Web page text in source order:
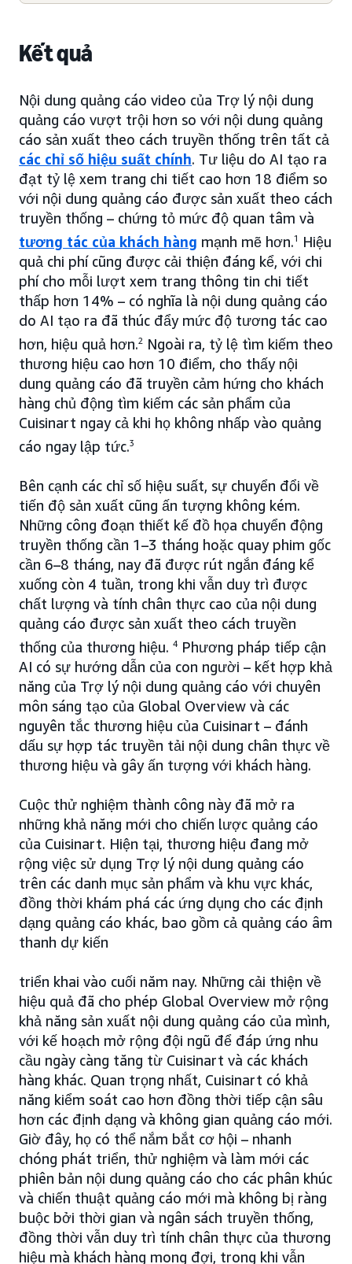
Kết quả
Nội dung quảng cáo video của Trợ lý nội dung
quảng cáo vượt trội hơn so với nội dung quảng
cáo sản xuất theo cách truyền thống trên tất cả
các chỉ số hiệu suất chính. Tư liệu do AI tạo ra
đạt tỷ lệ xem trang chi tiết cao hơn 18 điểm so
với nội dung quảng cáo được sản xuất theo cách
truyền thống – chứng tỏ mức độ quan tâm và
tương tác của khách hàng mạnh mẽ hơn.1
Hiệu
quả chi phí cũng được cải thiện đáng kể, với chi
phí cho mỗi lượt xem trang thông tin chi tiết
thấp hơn 14% – có nghĩa là nội dung quảng cáo
do AI tạo ra đã thúc đẩy mức độ tương tác cao
hơn, hiệu quả hơn.2
Ngoài ra, tỷ lệ tìm kiếm theo
thương hiệu cao hơn 10 điểm, cho thấy nội
dung quảng cáo đã truyền cảm hứng cho khách
hàng chủ động tìm kiếm các sản phẩm của
Cuisinart ngay cả khi họ không nhấp vào quảng
cáo ngay lập tức.3
Bên cạnh các chỉ số hiệu suất, sự chuyển đổi về
tiến độ sản xuất cũng ấn tượng không kém.
Những công đoạn thiết kế đồ họa chuyển động
truyền thống cần 1–3 tháng hoặc quay phim gốc
cần 6–8 tháng, nay đã được rút ngắn đáng kể
xuống còn 4 tuần, trong khi vẫn duy trì được
chất lượng và tính chân thực cao của nội dung
quảng cáo được sản xuất theo cách truyền
thống của thương hiệu. 4 Phương pháp tiếp cận
AI có sự hướng dẫn của con người – kết hợp khả
năng của Trợ lý nội dung quảng cáo với chuyên
môn sáng tạo của Global Overview và các
nguyên tắc thương hiệu của Cuisinart – đánh
dấu sự hợp tác truyền tải nội dung chân thực về
thương hiệu và gây ấn tượng với khách hàng.
Cuộc thử nghiệm thành công này đã mở ra
những khả năng mới cho chiến lược quảng cáo
của Cuisinart. Hiện tại, thương hiệu đang mở
rộng việc sử dụng Trợ lý nội dung quảng cáo
trên các danh mục sản phẩm và khu vực khác,
đồng thời khám phá các ứng dụng cho các định
dạng quảng cáo khác, bao gồm cả quảng cáo âm
thanh dự kiến
triển khai vào cuối năm nay. Những cải thiện về
hiệu quả đã cho phép Global Overview mở rộng
khả năng sản xuất nội dung quảng cáo của mình,
với kế hoạch mở rộng đội ngũ để đáp ứng nhu
cầu ngày càng tăng từ Cuisinart và các khách
hàng khác. Quan trọng nhất, Cuisinart có khả
năng kiểm soát cao hơn đồng thời tiếp cận sâu
hơn các định dạng và không gian quảng cáo mới.
Giờ đây, họ có thể nắm bắt cơ hội – nhanh
chóng phát triển, thử nghiệm và làm mới các
phiên bản nội dung quảng cáo cho các phân khúc
và chiến thuật quảng cáo mới mà không bị ràng
buộc bởi thời gian và ngân sách truyền thống,
đồng thời vẫn duy trì tính chân thực của thương
hiệu mà khách hàng mong đợi, trong khi vẫn